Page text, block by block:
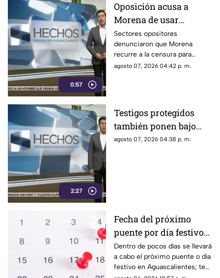
0:57
Oposición acusa a
Morena de usar
censura para ocultar
seńalamientos de
narcopolítica
Sectores opositores
denunciaron que Morena
recurre a la censura para
imponer su versión oficial y
agosto 07, 2026 04:42 p. m.
2:27
Testigos protegidos
también ponen bajo
presión a políticos en
agosto 07, 2026 04:38 p. m.
Fecha del próximo
puente por día festivo
2026 para trabajadores
y estudiantes en
Aguascalientes
Dentro de pocos días se llevará
a cabo el próximo puente o día
festivo en Aguascalientes; te